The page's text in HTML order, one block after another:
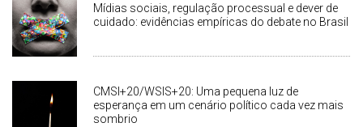
Mídias sociais, regulação processual e dever de
cuidado: evidências empíricas do debate no Brasil
CMSI+20/WSIS+20: Uma pequena luz de
esperança em um cenário político cada vez mais
sombrio